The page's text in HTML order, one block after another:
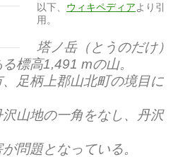
以下、 ウィキペディアより引
用。
塔ノ岳（とうのだけ）
標高1,491 mの山。
足柄上郡山北町の境目に
山地の一角をなし、丹沢
問題となっている。